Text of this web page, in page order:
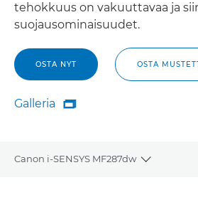
tehokkuus on vakuuttavaa ja
suojausominaisuudet.
OSTA NYT OSTA
Galleria
Galleria

Canon i-SENSYS MF287dw
Toggle